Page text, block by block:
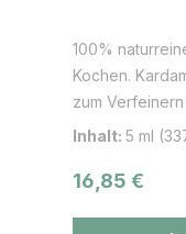
100%
Kochen.
zum
Schnecken),
wird auch
Inhalt: 5 ml
Regulärer
16,85 €